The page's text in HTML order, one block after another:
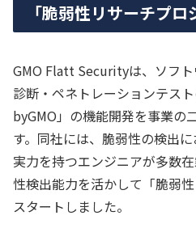
「脆弱性リサーチプ
GMO Flatt Securityは、ソフ
診断・ペネトレーションテス
byGMO」の機能開発を事業の
す。同社には、脆弱性の検出
実力を持つエンジニアが多数
性検出能力を活かして「脆弱
スタートしました。